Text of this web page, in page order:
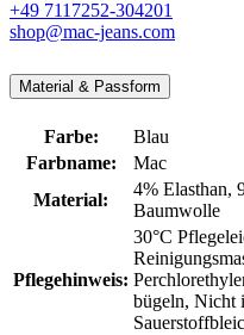
+49 7117252-304201
shop@mac-jeans.com
Material & Passform
Farbe:
Blau
Farbname:
Mac
Material:
4% Elasthan,
Baumwolle
Pflegehinweis:
30°C
bügeln, Nicht